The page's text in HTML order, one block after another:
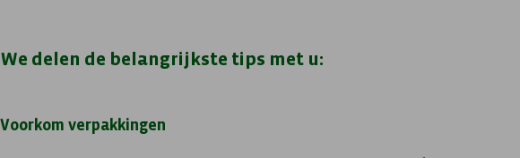
We delen de belangrijkste tips met u:
Voorkom verpakkingen